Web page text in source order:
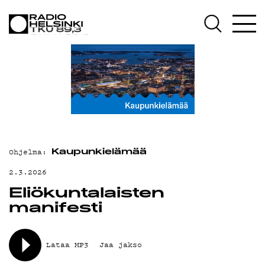
OHJELMAT
TEKIJÄT
ON-DEMAND
PODCAST
MAINOSTA
Ohjelma: Kaupunkielämää
2.3.2026
Eliökuntalaisten
manifesti
Lataa MP3 Jaa jakso